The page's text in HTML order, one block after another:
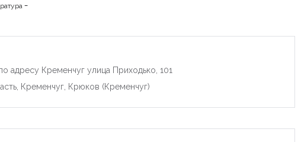
-
адресу Кременчуг улица Приходько, 101
Кременчуг, Крюков (Кременчуг)